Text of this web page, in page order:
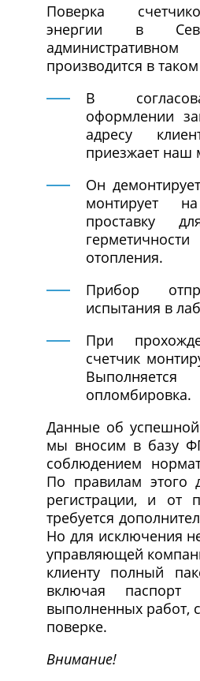
Поверка
энергии в
производится в
В
оформлении
адресу
приезжает наш
Он
монтирует
проставку
отопления.
Прибор
испытания в
При
счетчик
опломбировка.
Данные об
мы вносим в базу
соблюдением
По правилам этого
регистрации, и от
требуется
Но для исключения
управляющей
клиенту полный
включая паспорт
выполненных работ,
поверке.
Внимание!